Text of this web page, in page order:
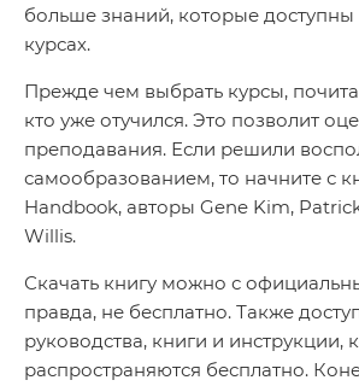
больше знаний, которые доступны
курсах.
Прежде чем выбрать курсы,
кто уже отучился. Это позволит
преподавания. Если решили
самообразованием, то начните с
Handbook, авторы Gene Kim,
Willis.
Скачать книгу можно с
правда, не бесплатно. Также
руководства, книги и инструкции,
распространяются бесплатно.